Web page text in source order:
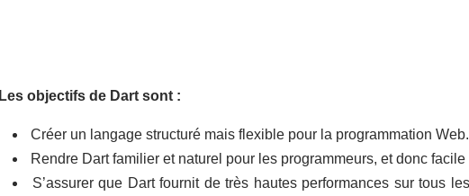
Les objectifs de Dart sont :
Créer un langage structuré mais flexible pour la programmation Web.
Rendre Dart familier et naturel pour les programmeurs, et donc facile
S’assurer que Dart fournit de très hautes performances sur tous